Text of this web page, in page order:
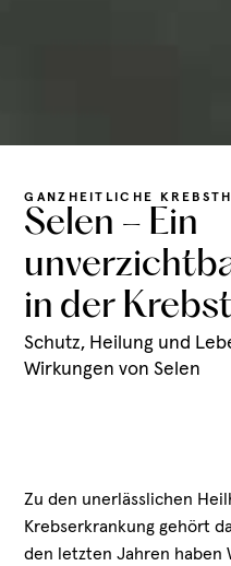
GANZHEITLICHE
Selen – Ein
in der
Schutz, Heilung und
Wirkungen von Selen
Zu den unerlässlichen
Krebserkrankung gehört
den letzten Jahren haben